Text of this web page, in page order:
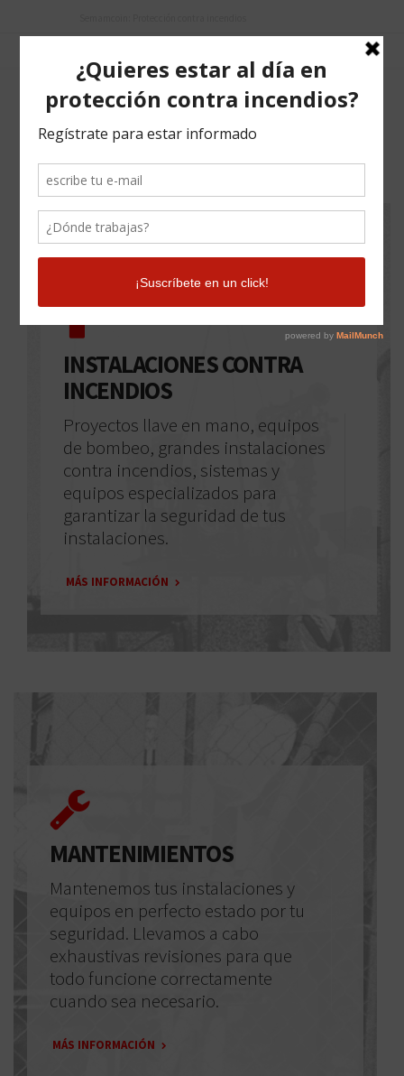
INSTALACIONES CONTRA
INCENDIOS
Proyectos llave en mano, equipos
de bombeo, grandes instalaciones
contra incendios, sistemas y
equipos especializados para
garantizar la seguridad de tus
instalaciones.
MÁS INFORMACIÓN
MANTENIMIENTOS
Mantenemos tus instalaciones y
equipos en perfecto estado por tu
seguridad. Llevamos a cabo
exhaustivas revisiones para que
todo funcione correctamente
cuando sea necesario.
MÁS INFORMACIÓN